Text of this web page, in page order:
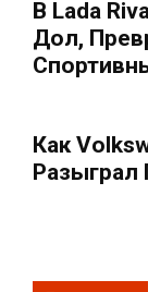
В Lada
Дол,
Как